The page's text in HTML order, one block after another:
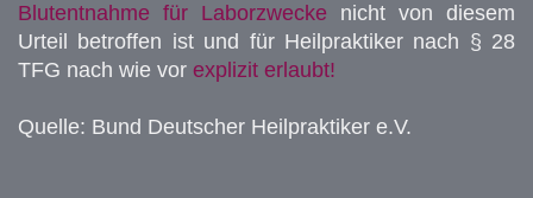
Blutentnahme für Laborzwecke nicht von diesem
Urteil betroffen ist und für Heilpraktiker nach § 28
TFG nach wie vor explizit erlaubt!
Quelle: Bund Deutscher Heilpraktiker e.V.